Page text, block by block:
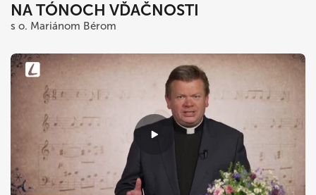
NA TÓNOCH VĎAČNOSTI
s o. Mariánom Bérom